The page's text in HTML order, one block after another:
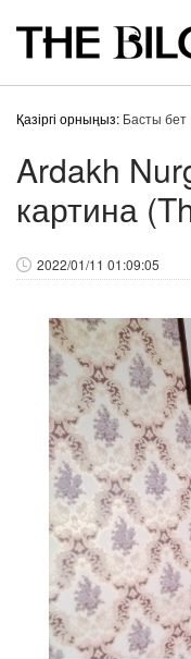
Қазіргі орныңыз: Басты бет
Ardakh
картина
2022/01/11 01:09:05